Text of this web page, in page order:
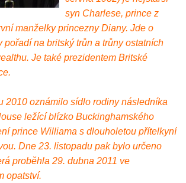
syn Charlese, prince z
manželky princezny Diany. Jde o
pořadí na britský trůn a trůny ostatních
Je také prezidentem Britské
2010 oznámilo sídlo rodiny následníka
ležící blízko Buckinghamského
prince Williama s dlouholetou přítelkyní
Dne 23. listopadu pak bylo určeno
proběhla 29. dubna 2011 ve
opatství.